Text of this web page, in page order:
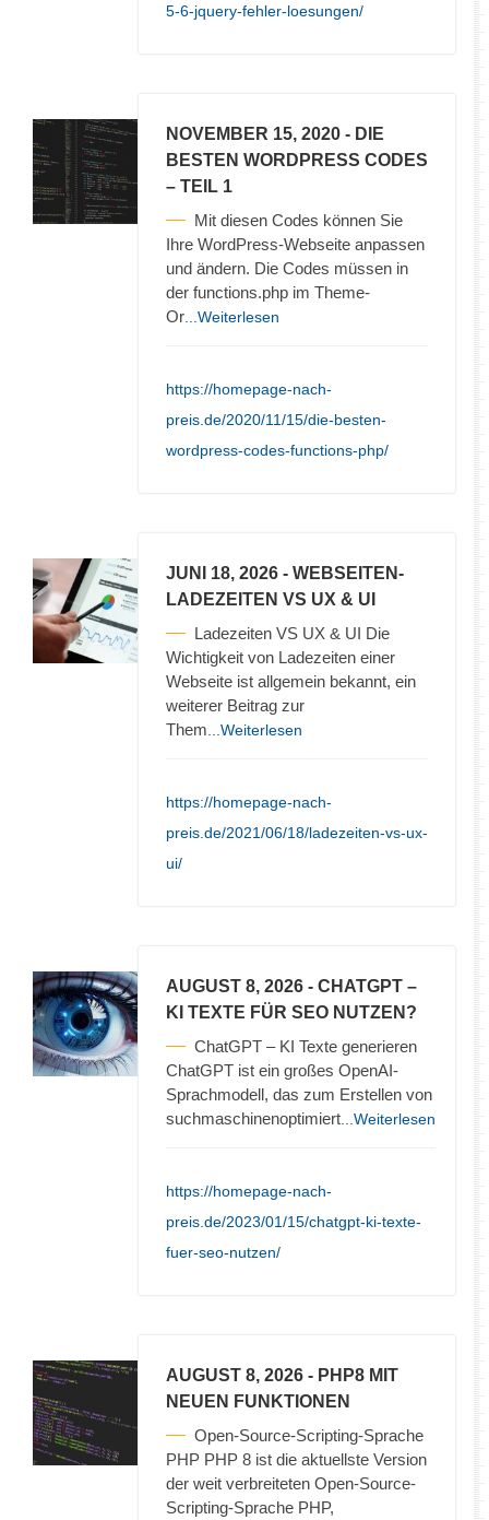
5-6-jquery-fehler-loesungen/
NOVEMBER 15, 2020 - DIE
BESTEN WORDPRESS CODES
– TEIL 1
Mit diesen Codes können Sie
Ihre WordPress-Webseite anpassen
und ändern. Die Codes müssen in
der functions.php im Theme-
Or ...Weiterlesen
https://homepage-nach-
preis.de/2020/11/15/die-besten-
wordpress-codes-functions-php/
JUNI 18, 2026 - WEBSEITEN-
LADEZEITEN VS UX & UI
Ladezeiten VS UX & UI Die
Wichtigkeit von Ladezeiten einer
Webseite ist allgemein bekannt, ein
weiterer Beitrag zur
Them ...Weiterlesen
https://homepage-nach-
preis.de/2021/06/18/ladezeiten-vs-ux-
ui/
AUGUST 8, 2026 - CHATGPT –
KI TEXTE FÜR SEO NUTZEN?
ChatGPT – KI Texte generieren
ChatGPT ist ein großes OpenAI-
Sprachmodell, das zum Erstellen von
suchmaschinenoptimiert ...Weiterlesen
https://homepage-nach-
preis.de/2023/01/15/chatgpt-ki-texte-
fuer-seo-nutzen/
AUGUST 8, 2026 - PHP8 MIT
NEUEN FUNKTIONEN
Open-Source-Scripting-Sprache
PHP PHP 8 ist die aktuellste Version
der weit verbreiteten Open-Source-
Scripting-Sprache PHP,